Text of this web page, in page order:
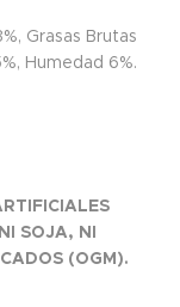
Grasas Brutas
Humedad 6%.
SOJA, NI
(OGM).